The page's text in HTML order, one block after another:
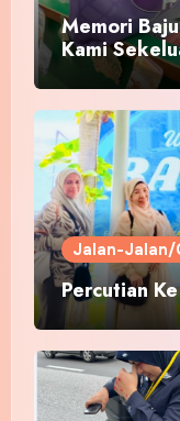
Memori
Kami
Pakaian
Jalan-Jalan/
Percutian